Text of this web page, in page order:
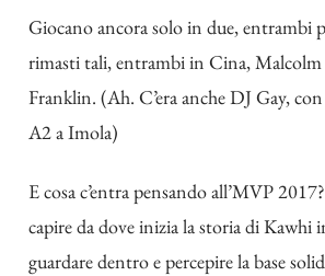
Giocano ancora solo in due, entrambi
rimasti tali, entrambi in Cina, Malcolm
Franklin. (Ah. C’era anche DJ Gay,
A2 a Imola)
E cosa c’entra pensando all’MVP
capire da dove inizia la storia di Kawhi
guardare dentro e percepire la base